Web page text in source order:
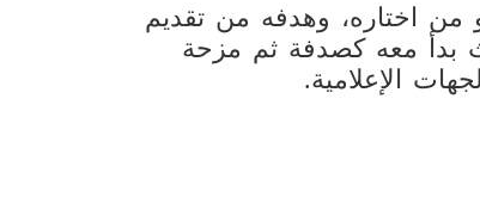
من اختاره، وهدفه من تقديم
بدأ معه كصدفة ثم مزحة
الإعلامية.